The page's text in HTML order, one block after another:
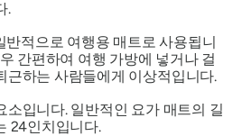
.
반적으로 여행용 매트로 사용됩니
간편하여 여행 가방에 넣거나 걸
근하는 사람들에게 이상적입니다.
소입니다. 일반적인 요가 매트의 길
24인치입니다.